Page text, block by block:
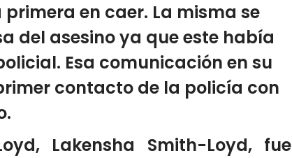
en caer. La misma se
del asesino ya que este había
Esa comunicación en su
contacto de la policía con
Lakensha Smith-Loyd, fue